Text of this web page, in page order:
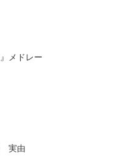
メドレー
実由